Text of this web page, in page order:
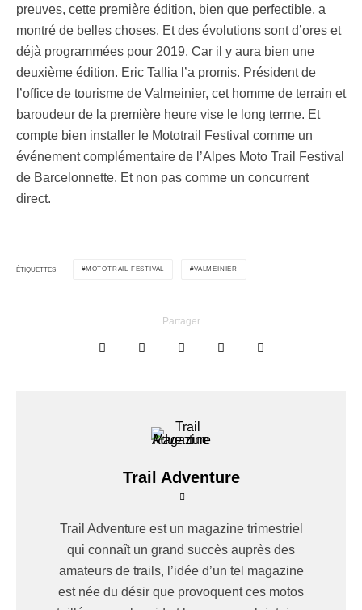
preuves, cette première édition, bien que perfectible, a
montré de belles choses. Et des évolutions sont d’ores et
déjà programmées pour 2019. Car il y aura bien une
deuxième édition. Eric Tallia l’a promis. Président de
l’office de tourisme de Valmeinier, cet homme de terrain et
baroudeur de la première heure vise le long terme. Et
compte bien installer le Mototrail Festival comme un
événement complémentaire de l’Alpes Moto Trail Festival
de Barcelonnette. Et non pas comme un concurrent
direct.
ÉTIQUETTES MOTOTRAIL FESTIVAL VALMEINIER
Partager
Trail Adventure
Trail Adventure est un magazine trimestriel
qui connaît un grand succès auprès des
amateurs de trails, l’idée d’un tel magazine
est née du désir que provoquent ces motos